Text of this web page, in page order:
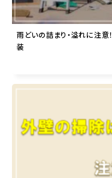
雨どいの詰まり・溢れに注意
装